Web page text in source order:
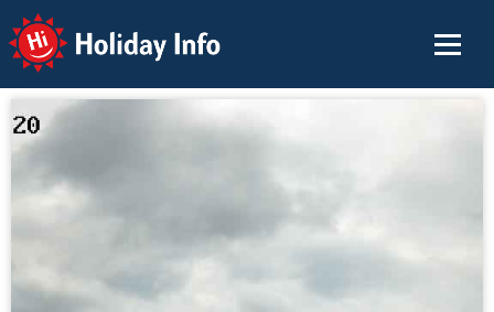
Holiday Info